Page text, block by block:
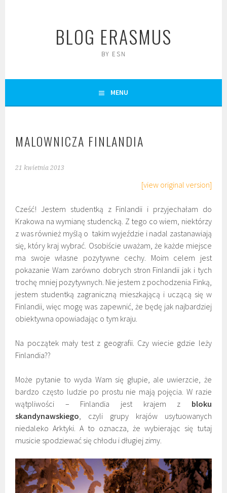
BLOG ERASMUS
BY ESN
MENU
MALOWNICZA FINLANDIA
21 kwietnia 2013
[view original version]
Cześć! Jestem studentką z Finlandii i przyjechałam do
Krakowa na wymianę studencką. Z tego co wiem, niektórzy
z was również myślą o takim wyjeździe i nadal zastanawiają
się, który kraj wybrać. Osobiście uważam, że każde miejsce
ma swoje własne pozytywne cechy. Moim celem jest
pokazanie Wam zarówno dobrych stron Finlandii jak i tych
trochę mniej pozytywnych. Nie jestem z pochodzenia Finką,
jestem studentką zagraniczną mieszkającą i uczącą się w
Finlandii, więc mogę was zapewnić, że będę jak najbardziej
obiektywna opowiadając o tym kraju.
Na początek mały test z geografii. Czy wiecie gdzie leży
Finlandia??
Może pytanie to wyda Wam się głupie, ale uwierzcie, że
bardzo często ludzie po prostu nie mają pojęcia. W razie
wątpliwości – Finlandia jest krajem z bloku
skandynawskiego, czyli grupy krajów usytuowanych
niedaleko Arktyki. A to oznacza, że wybierając się tutaj
musicie spodziewać się chłodu i długiej zimy.